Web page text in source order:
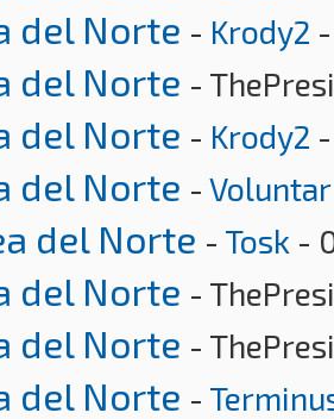
del Norte - Krody2
del Norte -
del Norte - Krody2
del Norte -
del Norte - Tosk -
del Norte -
del Norte -
del Norte -